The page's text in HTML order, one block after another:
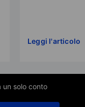
Leggi l'articolo
solo conto